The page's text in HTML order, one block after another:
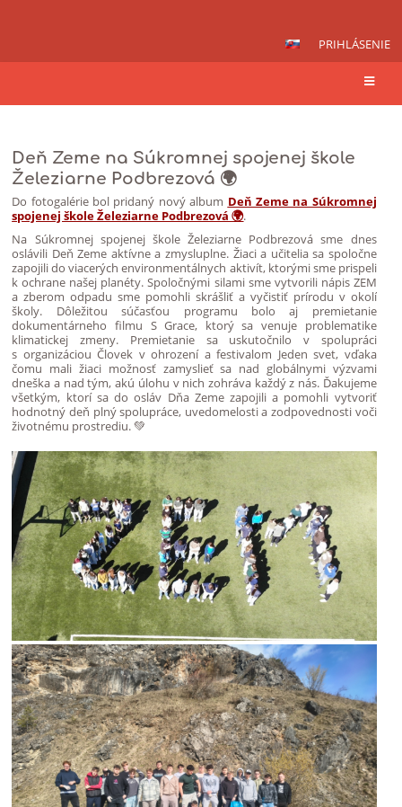
PRIHLÁSENIE
Deň Zeme na Súkromnej spojenej škole
Železiarne Podbrezová 🌍
Do fotogalérie bol pridaný nový album Deň Zeme na Súkromnej
spojenej škole Železiarne Podbrezová 🌍.
Na Súkromnej spojenej škole Železiarne Podbrezová sme dnes
oslávili Deň Zeme aktívne a zmysluplne. Žiaci a učitelia sa spoločne
zapojili do viacerých environmentálnych aktivít, ktorými sme prispeli
k ochrane našej planéty. Spoločnými silami sme vytvorili nápis ZEM
a zberom odpadu sme pomohli skrášliť a vyčistiť prírodu v okolí
školy. Dôležitou súčasťou programu bolo aj premietanie
dokumentárneho filmu S Grace, ktorý sa venuje problematike
klimatickej zmeny. Premietanie sa uskutočnilo v spolupráci
s organizáciou Človek v ohrození a festivalom Jeden svet, vďaka
čomu mali žiaci možnosť zamyslieť sa nad globálnymi výzvami
dneška a nad tým, akú úlohu v nich zohráva každý z nás. Ďakujeme
všetkým, ktorí sa do osláv Dňa Zeme zapojili a pomohli vytvoriť
hodnotný deň plný spolupráce, uvedomelosti a zodpovednosti voči
životnému prostrediu. 💚